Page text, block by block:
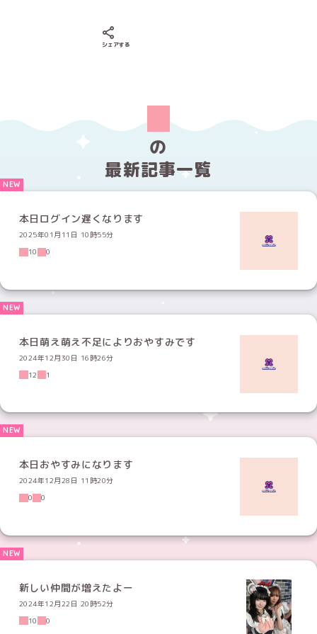
シェアする
の
最新記事一覧
本日ログイン遅くなります
2025年01月11日 10時55分
10
0
本日萌え萌え不足によりおやすみです
2024年12月30日 16時26分
12
1
本日おやすみになります
2024年12月28日 11時20分
0
0
新しい仲間が増えたよー
2024年12月22日 20時52分
10
0